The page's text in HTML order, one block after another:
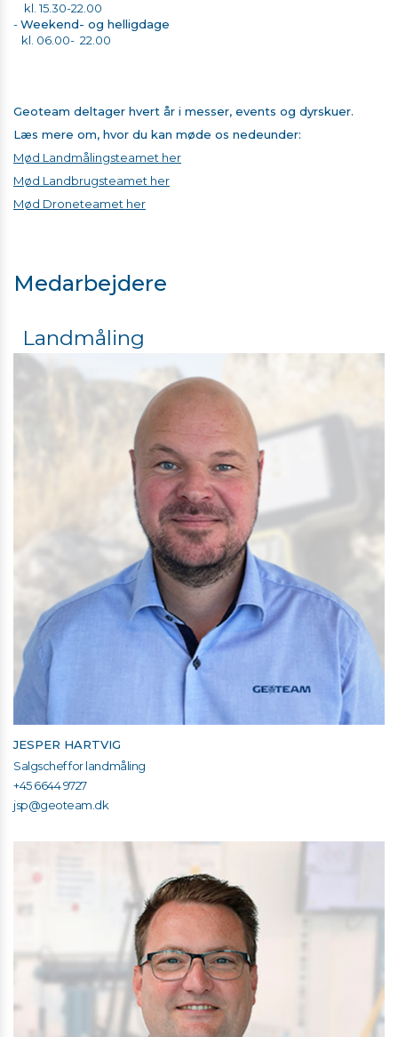
kl. 15.30-22.00
​​​​​​​-Weekend- og helligdage
kl. 06.00- 22.00
Geoteam deltager hvert år i messer, events og dyrskuer.
Læs mere om, hvor du kan møde os nedeunder:
Mød Landmålingsteamet her
Mød Landbrugsteamet her
Mød Droneteamet her
Medarbejdere
Landmåling
JESPER HARTVIG
Salgschef for landmåling
+45 6644 9727
jsp@geoteam.dk